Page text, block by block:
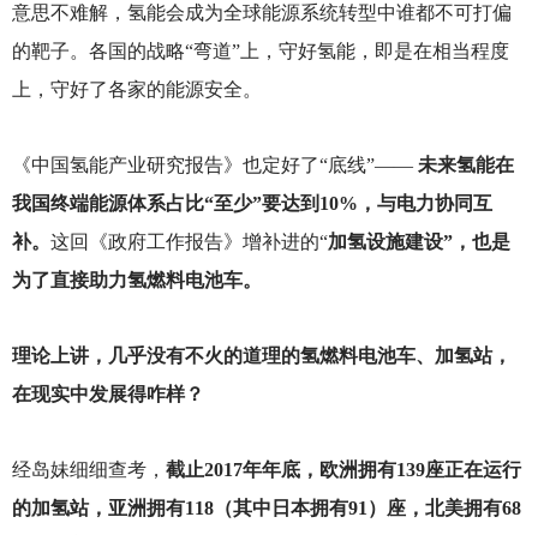
意思不难解，氢能会成为全球能源系统转型中谁都不可打偏
的靶子。各国的战略“弯道”上，守好氢能，即是在相当程度
上，守好了各家的能源安全。
《中国氢能产业研究报告》也定好了“底线”—— 未来氢能在
我国终端能源体系占比“至少”要达到10%，与电力协同互
补。 这回《政府工作报告》增补进的“加氢设施建设”，也是
为了直接助力氢燃料电池车。
理论上讲，几乎没有不火的道理的氢燃料电池车、加氢站，
在现实中发展得咋样？
经岛妹细细查考， 截止2017年年底，欧洲拥有139座正在运行
的加氢站，亚洲拥有118（其中日本拥有91）座，北美拥有68